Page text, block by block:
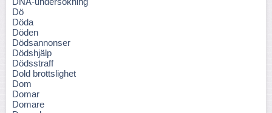
Dö
Döda
Döden
Dödsannonser
Dödshjälp
Dödsstraff
Dold brottslighet
Dom
Domar
Domare